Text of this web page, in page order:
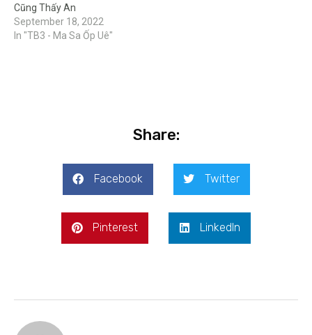
Cũng Thấy An
September 18, 2022
In "TB3 - Ma Sa Ốp Uê"
Share:
Facebook Twitter
Pinterest LinkedIn